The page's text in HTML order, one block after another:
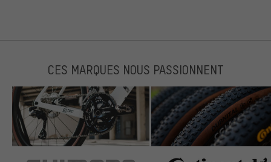
CES MARQUES NOUS PASSIONNENT